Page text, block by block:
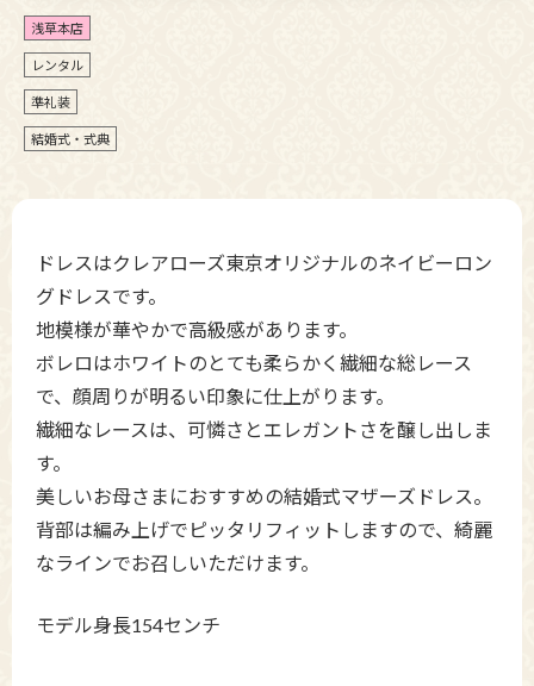
浅草本店
レンタル
準礼装
結婚式・式典
ドレスはクレアローズ東京オリジナルのネイビーロン
グドレスです。
地模様が華やかで高級感があります。
ボレロはホワイトのとても柔らかく繊細な総レース
で、顔周りが明るい印象に仕上がります。
繊細なレースは、可憐さとエレガントさを醸し出しま
す。
美しいお母さまにおすすめの結婚式マザーズドレス。
背部は編み上げでピッタリフィットしますので、綺麗
なラインでお召しいただけます。
モデル身長154センチ